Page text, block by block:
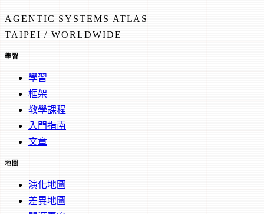
AGENTIC SYSTEMS ATLAS
TAIPEI / WORLDWIDE
學習
學習
框架
教學課程
入門指南
文章
地圖
演化地圖
差異地圖